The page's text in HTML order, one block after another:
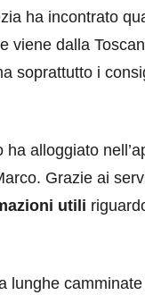
ha incontrato
viene dalla
soprattutto i
alloggiato
Grazie ai
utili
lunghe